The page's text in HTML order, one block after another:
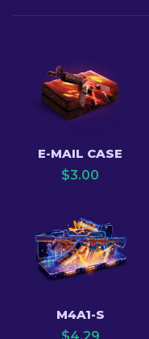
E-MAIL CASE
$3.00
M4A1-S